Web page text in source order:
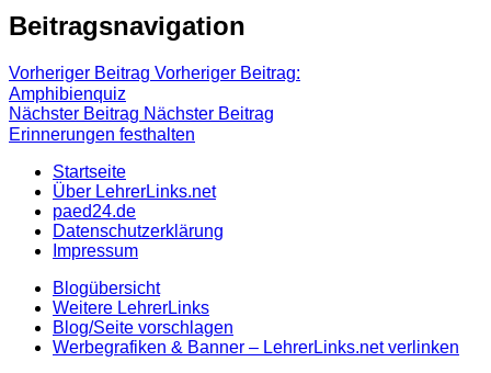
Beitragsnavigation
Vorheriger Beitrag Vorheriger Beitrag:
Amphibienquiz
Nächster Beitrag Nächster Beitrag
Erinnerungen festhalten
Startseite
Über LehrerLinks.net
paed24.de
Datenschutzerklärung
Impressum
Blogübersicht
Weitere LehrerLinks
Blog/Seite vorschlagen
Werbegrafiken & Banner – LehrerLinks.net verlinken